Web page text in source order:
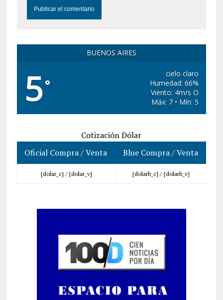
BUENOS AIRES
5°
cielo claro
Humedad: 66%
Viento: 4m/s O
Máx: 7 • Mín: 5
Cotización Dólar
Oficial Compra / Venta
Blue Compra / Venta
{dolar_c} / {dolar_v} {dolarb_c} / {dolarb_v}